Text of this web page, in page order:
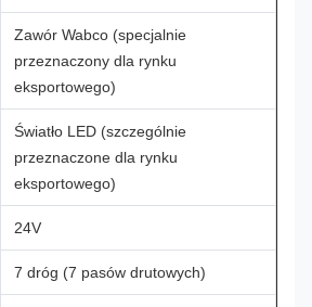
Zawór Wabco (specjalnie
przeznaczony dla rynku
eksportowego)
Światło LED (szczególnie
przeznaczone dla rynku
eksportowego)
24V
7 dróg (7 pasów drutowych)